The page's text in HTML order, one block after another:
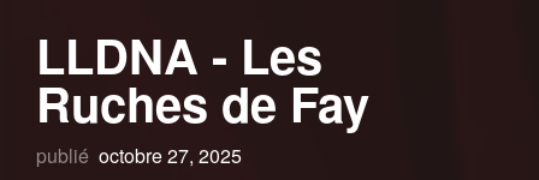
LLDNA - Les
Ruches de Fay
publié octobre 27, 2025